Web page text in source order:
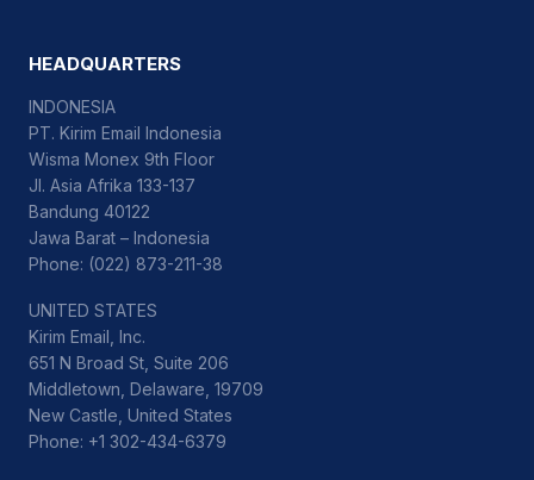
HEADQUARTERS
INDONESIA
PT. Kirim Email Indonesia
Wisma Monex 9th Floor
Jl. Asia Afrika 133-137
Bandung 40122
Jawa Barat – Indonesia
Phone: (022) 873-211-38
UNITED STATES
Kirim Email, Inc.
651 N Broad St, Suite 206
Middletown, Delaware, 19709
New Castle, United States
Phone: +1 302-434-6379